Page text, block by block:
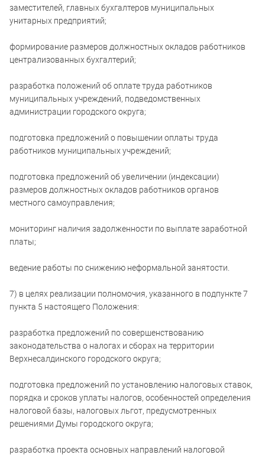
заместителей, главных бухгалтеров муниципальных
унитарных предприятий;
формирование размеров должностных окладов работников
централизованных бухгалтерий;
разработка положений об оплате труда работников
муниципальных учреждений, подведомственных
администрации городского округа;
подготовка предложений о повышении оплаты труда
работников муниципальных учреждений;
подготовка предложений об увеличении (индексации)
размеров должностных окладов работников органов
местного самоуправления;
мониторинг наличия задолженности по выплате заработной
платы;
ведение работы по снижению неформальной занятости.
7) в целях реализации полномочия, указанного в подпункте 7
пункта 5 настоящего Положения:
разработка предложений по совершенствованию
законодательства о налогах и сборах на территории
Верхнесалдинского городского округа;
подготовка предложений по установлению налоговых ставок,
порядка и сроков уплаты налогов, особенностей определения
налоговой базы, налоговых льгот, предусмотренных
решениями Думы городского округа;
разработка проекта основных направлений налоговой